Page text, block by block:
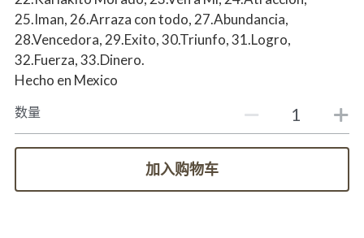
25.Iman, 26.Arraza con todo, 27.Abundancia,
28.Vencedora, 29.Exito, 30.Triunfo, 31.Logro,
32.Fuerza, 33.Dinero.
Hecho en Mexico
数量
加入购物车